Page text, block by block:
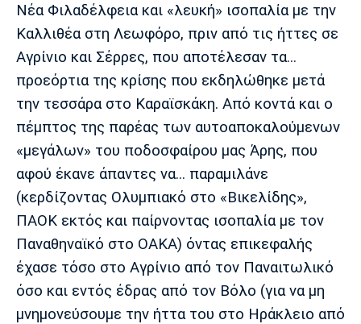
Νέα Φιλαδέλφεια και «λευκή» ισοπαλία με την
Καλλιθέα στη Λεωφόρο, πριν από τις ήττες σε
Αγρίνιο και Σέρρες, που αποτέλεσαν τα...
προεόρτια της κρίσης που εκδηλώθηκε μετά
την τεσσάρα στο Καραϊσκάκη. Από κοντά και ο
πέμπτος της παρέας των αυτοαποκαλούμενων
«μεγάλων» του ποδοσφαίρου μας Άρης, που
αφού έκανε άπαντες να... παραμιλάνε
(κερδίζοντας Ολυμπιακό στο «Βικελίδης»,
ΠΑΟΚ εκτός και παίρνοντας ισοπαλία με τον
Παναθηναϊκό στο ΟΑΚΑ) όντας επικεφαλής
έχασε τόσο στο Αγρίνιο από τον Παναιτωλικό
όσο και εντός έδρας από τον Βόλο (για να μη
μνημονεύσουμε την ήττα του στο Ηράκλειο από